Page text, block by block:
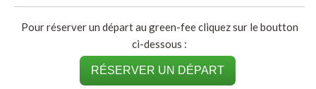
Pour réserver un départ au green-fee cliquez sur le boutton
ci-dessous :
RÉSERVER UN DÉPART